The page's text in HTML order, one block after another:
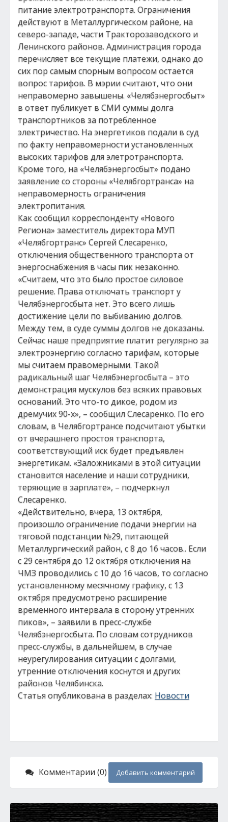
питание электротранспорта. Ограничения
действуют в Металлургическом районе, на
северо-западе, части Тракторозаводского и
Ленинского районов. Администрация города
перечисляет все текущие платежи, однако до
сих пор самым спорным вопросом остается
вопрос тарифов. В мэрии считают, что они
неправомерно завышены. «Челябэнергосбыт»
в ответ публикует в СМИ суммы долга
транспортников за потребленное
электричество. На энергетиков подали в суд
по факту неправомерности установленных
высоких тарифов для элетротранспорта.
Кроме того, на «Челябэнергосбыт» подано
заявление со стороны «Челябгортранса» на
неправомерность ограничения
электропитания.
Как сообщил корреспонденту «Нового
Региона» заместитель директора МУП
«Челябгортранс» Сергей Слесаренко,
отключения общественного транспорта от
энергоснабжения в часы пик незаконно.
«Считаем, что это было простое силовое
решение. Права отключать транспорт у
Челябэнергосбыта нет. Это всего лишь
достижение цели по выбиванию долгов.
Между тем, в суде суммы долгов не доказаны.
Сейчас наше предприятие платит регулярно за
электроэнергию согласно тарифам, которые
мы считаем правомерными. Такой
радикальный шаг Челябэнергосбыта – это
демонстрация мускулов без всяких правовых
оснований. Это что-то дикое, родом из
дремучих 90-х», – сообщил Слесаренко. По его
словам, в Челябгортрансе подсчитают убытки
от вчерашнего простоя транспорта,
соответствующий иск будет предъявлен
энергетикам. «Заложниками в этой ситуации
становится население и наши сотрудники,
теряющие в зарплате», – подчеркнул
Слесаренко.
«Действительно, вчера, 13 октября,
произошло ограничение подачи энергии на
тяговой подстанции №29, питающей
Металлургический район, с 8 до 16 часов.. Если
с 29 сентября до 12 октября отключения на
ЧМЗ проводились с 10 до 16 часов, то согласно
установленному месячному графику, с 13
октября предусмотрено расширение
временного интервала в сторону утренних
пиков», – заявили в пресс-службе
Челябэнергосбыта. По словам сотрудников
пресс-службы, в дальнейшем, в случае
неурегулирования ситуации с долгами,
утренние отключения коснутся и других
районов Челябинска.
Статья опубликована в разделах: Новости
Комментарии (0) Добавить комментарий